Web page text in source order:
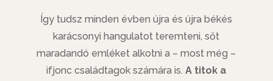
Így tudsz minden évben újra és újra békés
karácsonyi hangulatot teremteni, sőt
maradandó emléket alkotni a – most még –
ifjonc családtagok számára is.A titok a